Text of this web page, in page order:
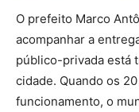
O prefeito Marco
acompanhar a
público-privada está
cidade. Quando os
funcionamento, o